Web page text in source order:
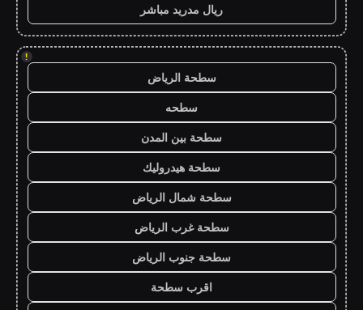
ريال مدريد مباشر
!
سطحة الرياض
سطحه
سطحة بين المدن
سطحة هيدروليك
سطحة شمال الرياض
سطحة غرب الرياض
سطحة جنوب الرياض
اقرب سطحة